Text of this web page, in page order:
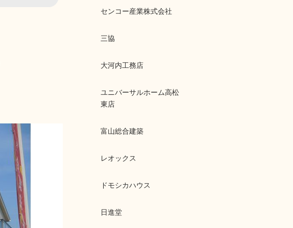
センコー産業株式会社
三協
大河内工務店
ユニバーサルホーム高松
東店
富山総合建築
レオックス
ドモシカハウス
日進堂